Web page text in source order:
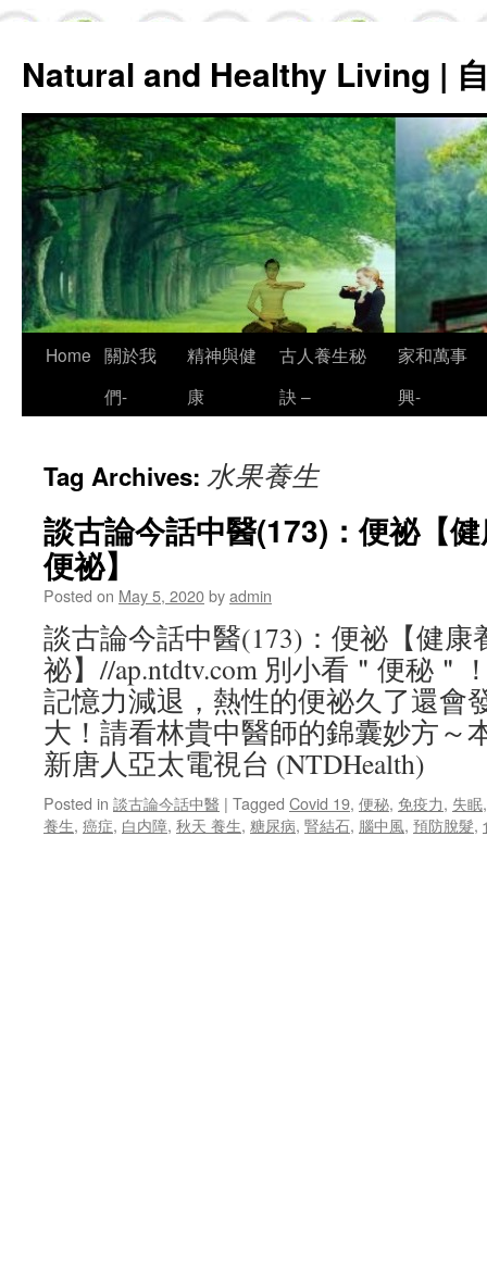
Natural and Healthy Living |
Skip
Home 關於我
們-
精神與健
康
古人養生秘
訣 –
家和萬事
興-
Tag Archives: 水果養生
談古論今話中醫(173)：便祕【
便祕】
Posted on May 5, 2020byadmin
談古論今話中醫(173)：便祕【健康
祕】//ap.ntdtv.com 別小看＂便秘＂
記憶力減退，熱性的便祕久了還會
大！請看林貴中醫師的錦囊妙方～
新唐人亞太電視台 (NTDHealth)
Posted in 談古論今話中醫 | Tagged Covid 19, 便秘, 免疫力, 失眠
養生, 癌症, 白内障, 秋天 養生, 糖尿病, 腎結石, 腦中風, 預防脫髮,